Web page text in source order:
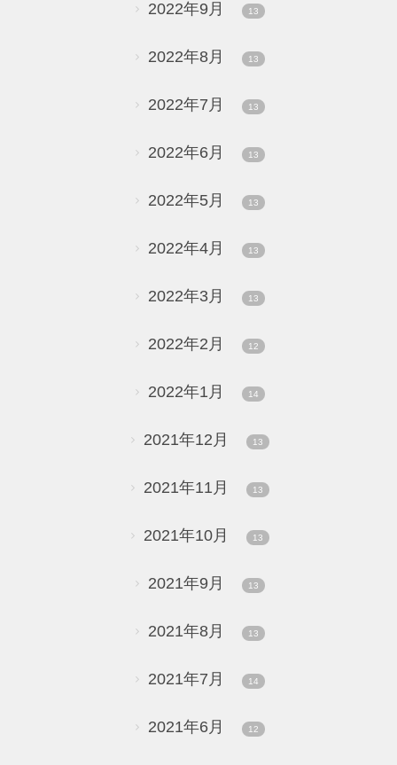
2022年9月 13
2022年8月 13
2022年7月 13
2022年6月 13
2022年5月 13
2022年4月 13
2022年3月 13
2022年2月 12
2022年1月 14
2021年12月 13
2021年11月 13
2021年10月 13
2021年9月 13
2021年8月 13
2021年7月 14
2021年6月 12